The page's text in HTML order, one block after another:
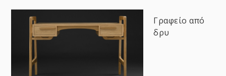
Γραφείο από
δρυ